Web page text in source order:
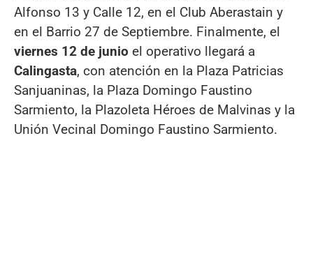
Alfonso 13 y Calle 12, en el Club Aberastain y
en el Barrio 27 de Septiembre. Finalmente, el
viernes 12 de junio el operativo llegará a
Calingasta, con atención en la Plaza Patricias
Sanjuaninas, la Plaza Domingo Faustino
Sarmiento, la Plazoleta Héroes de Malvinas y la
Unión Vecinal Domingo Faustino Sarmiento.